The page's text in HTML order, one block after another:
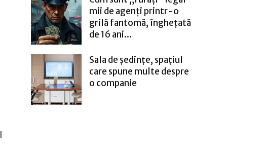
mii de agenți printr-o
grilă fantomă, înghețată
de 16 ani...
Sala de ședințe, spațiul
care spune multe despre
o companie